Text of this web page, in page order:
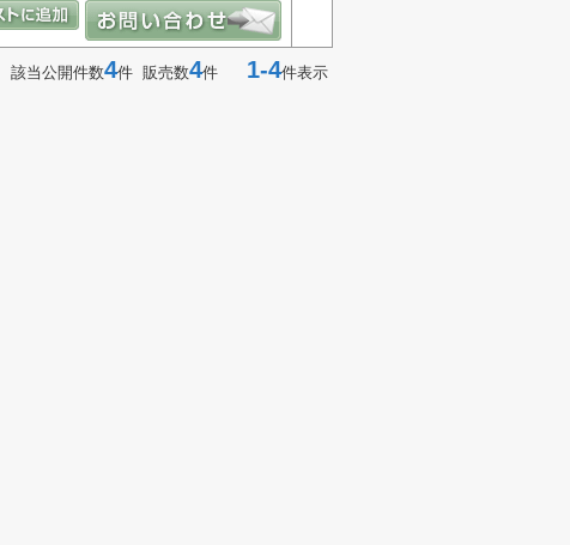
該当公開件数4件 販売数4件 1-4件表示